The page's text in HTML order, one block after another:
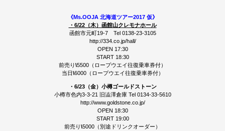
《Ms.OOJA 北海道ツアー2017 仮》
・6/22（木）函館山クレモナホール
函館市元町19-7 Tel 0138-23-3105
http://334.co.jp/hall/
OPEN 17:30
START 18:30
前売り\5500（ロープウエイ往復乗車券付）
当日\6000（ロープウエイ往復乗車券付）
・6/23（金）小樽ゴールドストーン
小樽市色内3-3-21 旧澁澤倉庫 Tel 0134-33-5610
http://www.goldstone.co.jp/
OPEN 18:30
START 19:00
前売り\5000（別途ドリンクオーダー）